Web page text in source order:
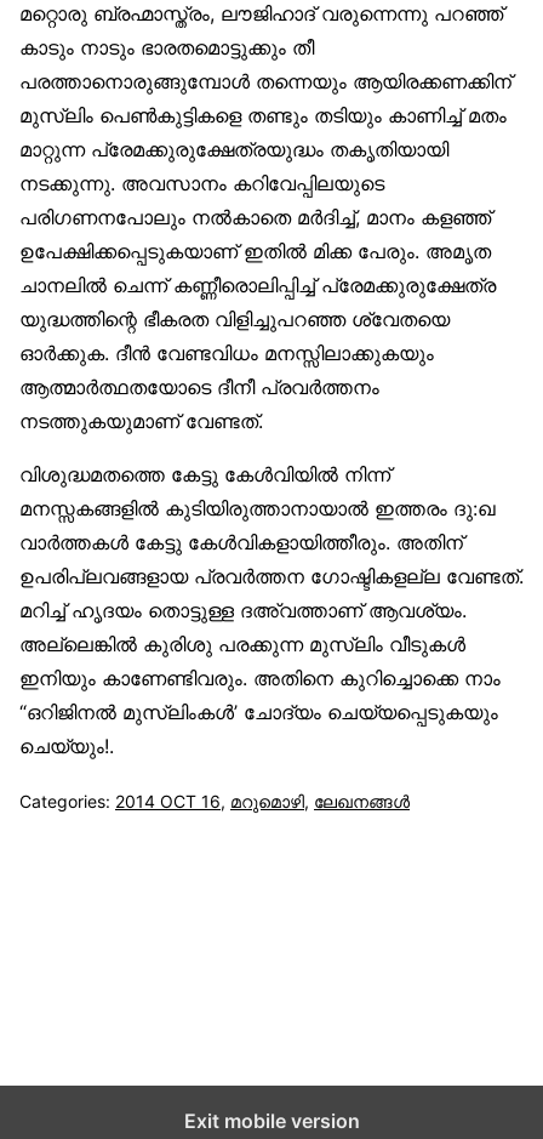
മറ്റൊരു ബ്രഹ്മാസ്ത്രം, ലൗജിഹാദ് വരുന്നെന്നു പറഞ്ഞ്
കാടും നാടും ഭാരതമൊട്ടുക്കും തീ
പരത്താനൊരുങ്ങുമ്പോള്‍ തന്നെയും ആയിരക്കണക്കിന്
മുസ്‌ലിം പെണ്‍കുട്ടികളെ തണ്ടും തടിയും കാണിച്ച് മതം
മാറ്റുന്ന പ്രേമക്കുരുക്ഷേത്രയുദ്ധം തകൃതിയായി
നടക്കുന്നു. അവസാനം കറിവേപ്പിലയുടെ
പരിഗണനപോലും നല്‍കാതെ മര്‍ദിച്ച്, മാനം കളഞ്ഞ്
ഉപേക്ഷിക്കപ്പെടുകയാണ് ഇതില്‍ മിക്ക പേരും. അമൃത
ചാനലില്‍ ചെന്ന് കണ്ണീരൊലിപ്പിച്ച് പ്രേമക്കുരുക്ഷേത്ര
യുദ്ധത്തിന്റെ ഭീകരത വിളിച്ചുപറഞ്ഞ ശ്വേതയെ
ഓര്‍ക്കുക. ദീന്‍ വേണ്ടവിധം മനസ്സിലാക്കുകയും
ആത്മാര്‍ത്ഥതയോടെ ദീനീ പ്രവര്‍ത്തനം
നടത്തുകയുമാണ് വേണ്ടത്.
വിശുദ്ധമതത്തെ കേട്ടു കേള്‍വിയില്‍ നിന്ന്
മനസ്സകങ്ങളില്‍ കുടിയിരുത്താനായാല്‍ ഇത്തരം ദു:ഖ
വാര്‍ത്തകള്‍ കേട്ടു കേള്‍വികളായിത്തീരും. അതിന്
ഉപരിപ്ലവങ്ങളായ പ്രവര്‍ത്തന ഗോഷ്ടികളല്ല വേണ്ടത്.
മറിച്ച് ഹൃദയം തൊട്ടുള്ള ദഅ്വത്താണ് ആവശ്യം.
അല്ലെങ്കില്‍ കുരിശു പരക്കുന്ന മുസ്‌ലിം വീടുകള്‍
ഇനിയും കാണേണ്ടിവരും. അതിനെ കുറിച്ചൊക്കെ നാം
“ഒറിജിനല്‍ മുസ്‌ലിംകള്‍’ ചോദ്യം ചെയ്യപ്പെടുകയും
ചെയ്യും!.
Categories: 2014 OCT 16, മറുമൊഴി, ലേഖനങ്ങള്‍
Exit mobile version